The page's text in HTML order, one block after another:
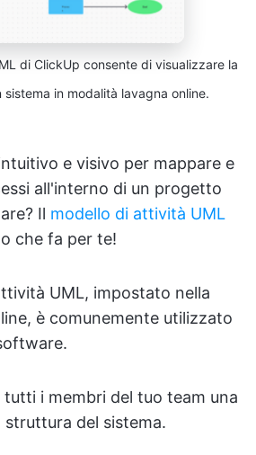
di ClickUp consente di visualizzare la
sistema in modalità lavagna online.
e visivo per mappare e
all'interno di un progetto
Il modello di attività UML
che fa per te!
UML, impostato nella
è comunemente utilizzato
i membri del tuo team una
struttura del sistema.